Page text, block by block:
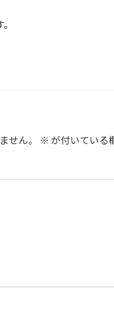
せん。 ※ が付いている